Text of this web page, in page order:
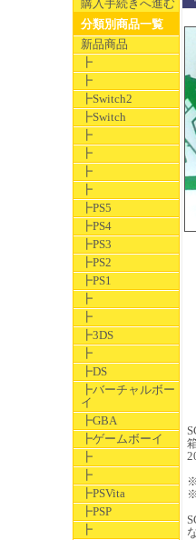
購入手続きへ進む
分類別商品一覧
新品商品
┣
┣
┣Switch2
┣Switch
┣
┣
┣
┣
┣PS5
┣PS4
┣PS3
┣PS2
┣PS1
┣
┣
┣3DS
┣
┣DS
┣バーチャルボー
イ
┣GBA
┣ゲームボーイ
┣
┣
┣PSVita
┣PSP
┣